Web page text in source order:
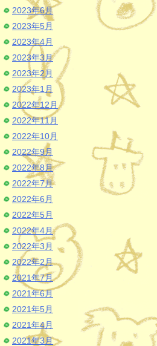
2023年6月
2023年5月
2023年4月
2023年3月
2023年2月
2023年1月
2022年12月
2022年11月
2022年10月
2022年9月
2022年8月
2022年7月
2022年6月
2022年5月
2022年4月
2022年3月
2022年2月
2021年7月
2021年6月
2021年5月
2021年4月
2021年3月